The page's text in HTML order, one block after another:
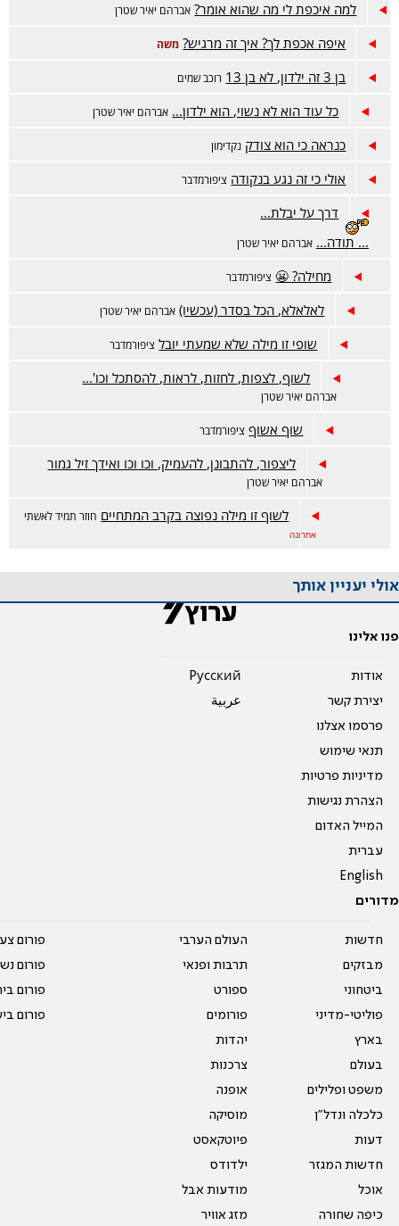
למה איכפת לי מה שהוא אומר? אברהם יאיר שטרן
איפה אכפת לך? איך זה מרגיש? משה
בן 3 זה ילדון, לא בן 13 רוכב שמים
כל עוד הוא לא נשוי, הוא ילדון... אברהם יאיר שטרן
כנראה כי הוא צודק נקדימון
אולי כי זה נגע בנקודה ציפורמדבר
דרך על יבלת...
... תודה... אברהם יאיר שטרן
מחילה? 😬 ציפורמדבר
לאלאלא, הכל בסדר (עכשיו) אברהם יאיר שטרן
שופי זו מילה שלא שמעתי יובל ציפורמדבר
לשוף, לצפות, לחזות, לראות, להסתכל וכו'...
אברהם יאיר שטרן
שוף אשוף ציפורמדבר
ליצפור, להתבונן, להעמיק, וכו וכו ואידך זיל גמור
אברהם יאיר שטרן
לשוף זו מילה נפוצה בקרב המתחיים חוזר תמיד לאשתי
אחרונה
אולי יעניין אותך
פנו אלינו
אודות
יצירת קשר
פרסמו אצלנו
תנאי שימוש
מדיניות פרטיות
הצהרת נגישות
המייל האדום
עברית
English
Pусский
عربية
מדורים
חדשות
מבזקים
ביטחוני
פוליטי-מדיני
בארץ
בעולם
משפט ופלילים
כלכלה ונדל"ן
דעות
חדשות המגזר
אוכל
כיפה שחורה
העולם הערבי
תרבות ופנאי
ספורט
פורומים
יהדות
צרכנות
אופנה
מוסיקה
פיוטקאסט
ילדודס
מודעות אבל
מזג אוויר
פורום
פורום
פורום
פורום